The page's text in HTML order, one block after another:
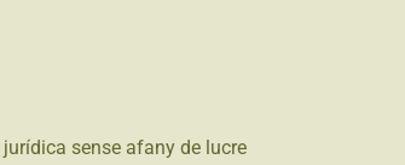
jurídica sense afany de lucre